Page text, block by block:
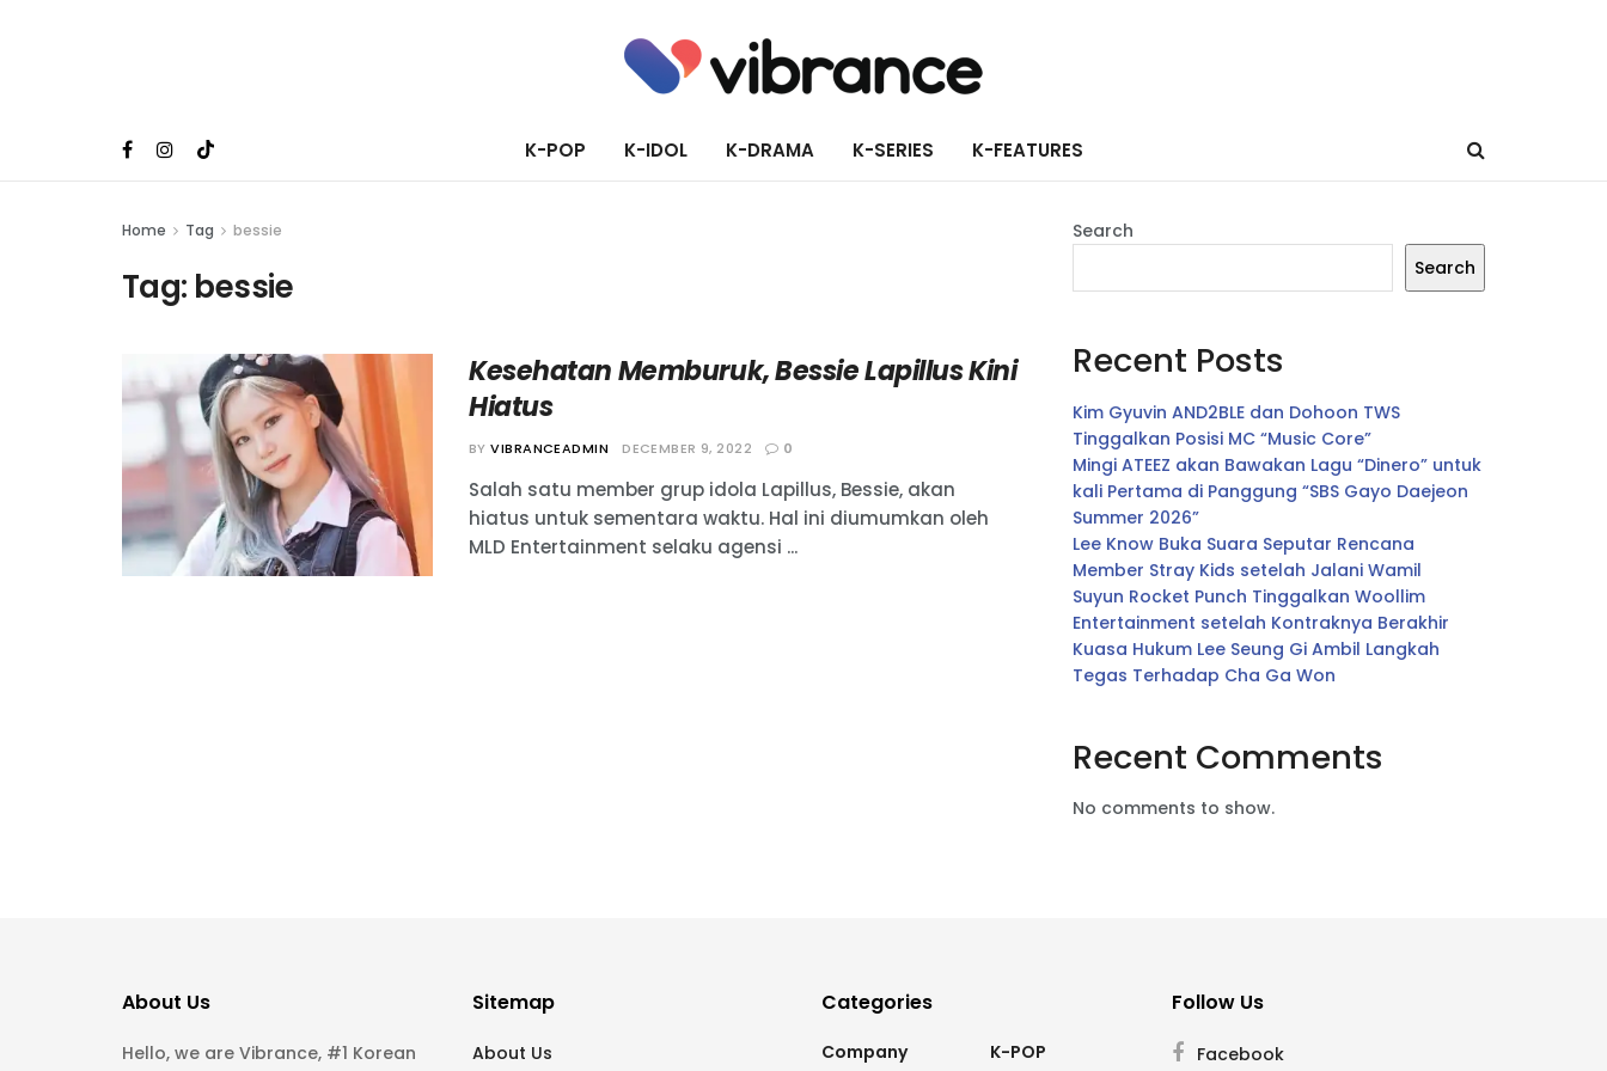
K-POP K-IDOL K-DRAMA K-SERIES K-FEATURES
Home Tag bessie
Tag: bessie
Kesehatan Memburuk, Bessie Lapillus Kini
Hiatus
BY VIBRANCEADMIN DECEMBER 9, 2022 0
Salah satu member grup idola Lapillus, Bessie, akan
hiatus untuk sementara waktu. Hal ini diumumkan oleh
MLD Entertainment selaku agensi ...
Search
Search
Recent Posts
Kim Gyuvin AND2BLE dan Dohoon TWS
Tinggalkan Posisi MC “Music Core”
Mingi ATEEZ akan Bawakan Lagu “Dinero” untuk
kali Pertama di Panggung “SBS Gayo Daejeon
Summer 2026”
Lee Know Buka Suara Seputar Rencana
Member Stray Kids setelah Jalani Wamil
Suyun Rocket Punch Tinggalkan Woollim
Entertainment setelah Kontraknya Berakhir
Kuasa Hukum Lee Seung Gi Ambil Langkah
Tegas Terhadap Cha Ga Won
Recent Comments
No comments to show.
About Us
Hello, we are Vibrance, #1 Korean
Sitemap
About Us
Categories
Company K-POP
Follow Us
Facebook